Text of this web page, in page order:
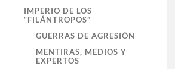
IMPERIO DE LOS
“FILÁNTROPOS”
GUERRAS DE AGRESIÓN
MENTIRAS, MEDIOS Y
EXPERTOS